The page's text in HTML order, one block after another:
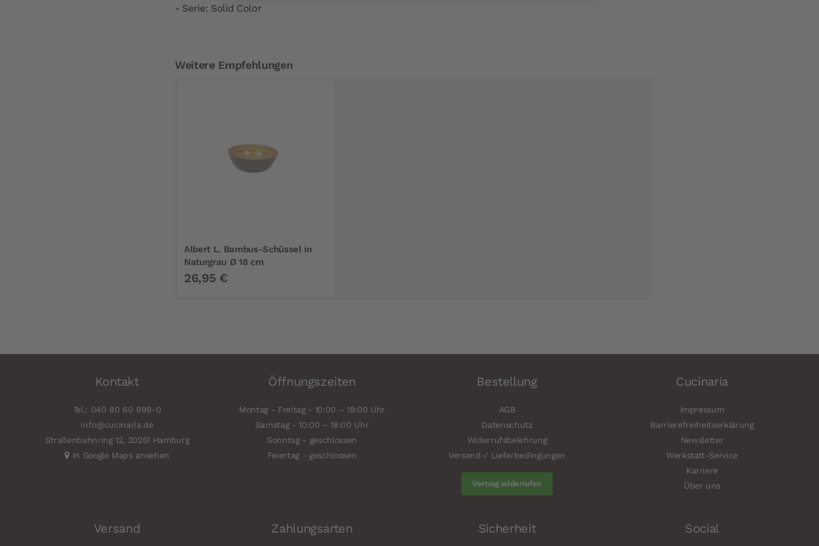
- Serie: Solid Color
Weitere Empfehlungen
Albert L. Bambus-Schüssel in
Naturgrau Ø 18 cm
26,95 €
Kontakt
Tel.: 040 80 60 999-0
info@cucinaria.de
Straßenbahnring 12, 20251 Hamburg
In Google Maps ansehen
Öffnungszeiten
Montag - Freitag - 10:00 – 19:00 Uhr
Samstag - 10:00 – 18:00 Uhr
Sonntag - geschlossen
Feiertag - geschlossen
Bestellung
AGB
Datenschutz
Widerrufsbelehrung
Versand-/ Lieferbedingungen
Vertrag widerrufen
Cucinaria
Impressum
Barrierefreiheitserklärung
Newsletter
Werkstatt-Service
Karriere
Über uns
Versand Zahlungsarten Sicherheit Social